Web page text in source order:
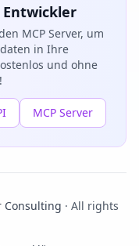
Entwickler
MCP Server, um
in Ihre
und ohne
MCP Server
Consulting · All rights